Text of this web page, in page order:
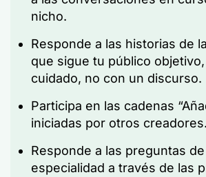
nicho.
Responde a las historias de
que sigue tu público
cuidado, no con un discurso.
Participa en las cadenas
iniciadas por otros creadores.
Responde a las preguntas
especialidad a través de las